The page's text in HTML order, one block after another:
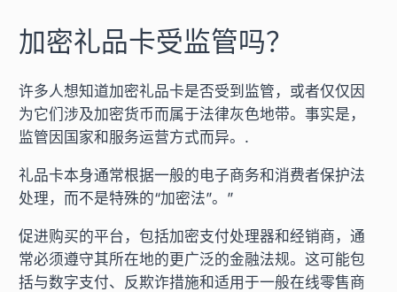
加密礼品卡受监管吗？
许多人想知道加密礼品卡是否受到监管，或者仅仅因
为它们涉及加密货币而属于法律灰色地带。事实是，
监管因国家和服务运营方式而异。.
礼品卡本身通常根据一般的电子商务和消费者保护法
处理，而不是特殊的“加密法”。”
促进购买的平台，包括加密支付处理器和经销商，通
常必须遵守其所在地的更广泛的金融法规。这可能包
括与数字支付、反欺诈措施和适用于一般在线零售商